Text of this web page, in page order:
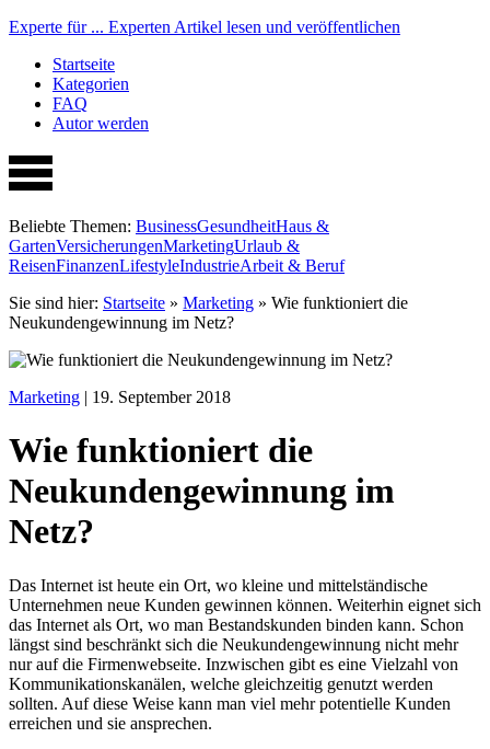
Experte für ... Experten Artikel lesen und veröffentlichen
Startseite
Kategorien
FAQ
Autor werden
Beliebte Themen: BusinessGesundheitHaus &
GartenVersicherungenMarketingUrlaub &
ReisenFinanzenLifestyleIndustrieArbeit & Beruf
Sie sind hier: Startseite » Marketing » Wie funktioniert die
Neukundengewinnung im Netz?
Marketing | 19. September 2018
Wie funktioniert die
Neukundengewinnung im
Netz?
Das Internet ist heute ein Ort, wo kleine und mittelständische
Unternehmen neue Kunden gewinnen können. Weiterhin eignet sich
das Internet als Ort, wo man Bestandskunden binden kann. Schon
längst sind beschränkt sich die Neukundengewinnung nicht mehr
nur auf die Firmenwebseite. Inzwischen gibt es eine Vielzahl von
Kommunikationskanälen, welche gleichzeitig genutzt werden
sollten. Auf diese Weise kann man viel mehr potentielle Kunden
erreichen und sie ansprechen.